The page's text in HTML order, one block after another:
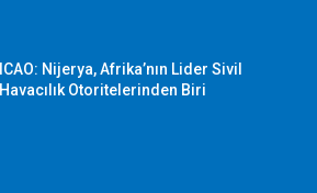
ICAO: Nijerya, Afrika’nın Lider Sivil
Havacılık Otoritelerinden Biri